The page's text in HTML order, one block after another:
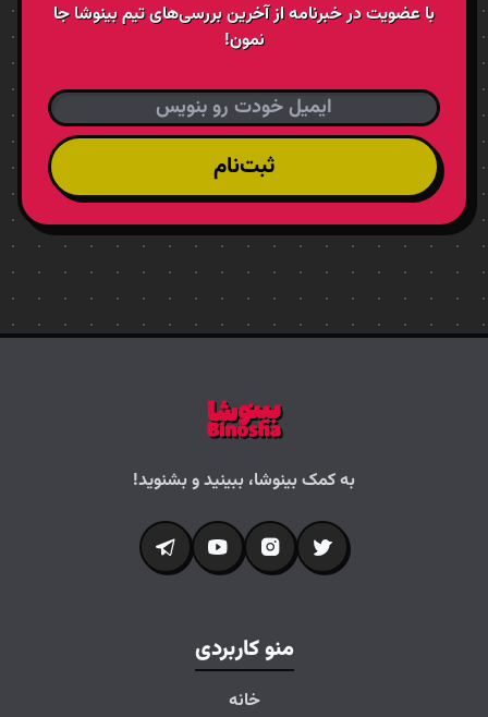
با عضویت در خبرنامه از آخرین بررسی‌های تیم بینوشا جا
نمون!
ثبت‌نام
به کمک بینوشا، ببینید و بشنوید!
منو کاربردی
خانه